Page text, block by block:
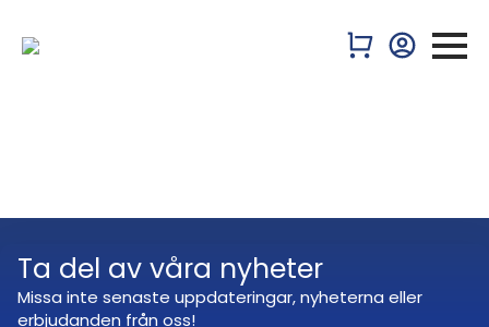
Ta del av våra nyheter
Missa inte senaste uppdateringar, nyheterna eller
erbjudanden från oss!